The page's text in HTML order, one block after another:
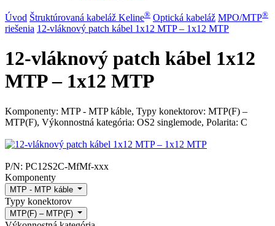
Úvod Štruktúrovaná kabeláž Keline® Optická kabeláž MPO/MTP®
riešenia 12-vláknový patch kábel 1x12 MTP – 1x12 MTP
12-vláknový patch kábel 1x12
MTP – 1x12 MTP
Komponenty: MTP - MTP káble, Typy konektorov: MTP(F) –
MTP(F), Výkonnostná kategória: OS2 singlemode, Polarita: C
P/N: PC12S2C-MfMf-xxx
Komponenty
MTP - MTP káble
Typy konektorov
MTP(F) – MTP(F)